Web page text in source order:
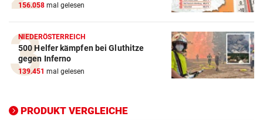
156.058 mal gelesen
NIEDERÖSTERREICH
500 Helfer kämpfen bei Gluthitze
gegen Inferno
139.451 mal gelesen
PRODUKT VERGLEICHE
E-Bike Vergleich
ZUM VERGLEICH
Elektro-Scooter Vergleich
ZUM VERGLEICH
ZUM VERGLEICH